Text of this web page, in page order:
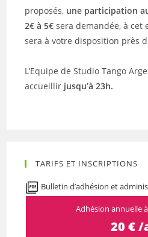
proposés, une participation
2€ à 5€sera demandée, à
sera à votre disposition près
L’Equipe de Studio Tango
accueillir jusqu’à 23h.
TARIFS ET INSCRIPTIONS
Bulletin d’adhésion et
Adhésion annuelle
20 € /